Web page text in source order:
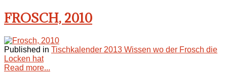
FROSCH, 2010
Published in Tischkalender 2013 Wissen wo der Frosch die
Locken hat
Read more...